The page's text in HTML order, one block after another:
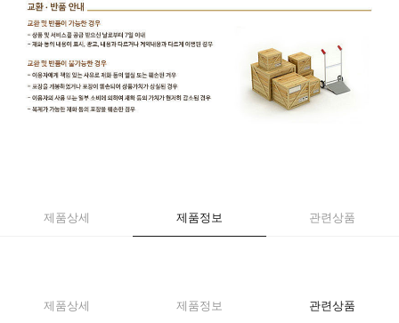
제품상세 제품정보 관련상품
제품상세 제품정보 관련상품